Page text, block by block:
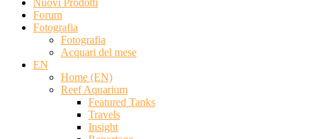
Nuovi Prodotti
Forum
Fotografia
Fotografia
Acquari del mese
EN
Home (EN)
Reef Aquarium
Featured Tanks
Travels
Insight